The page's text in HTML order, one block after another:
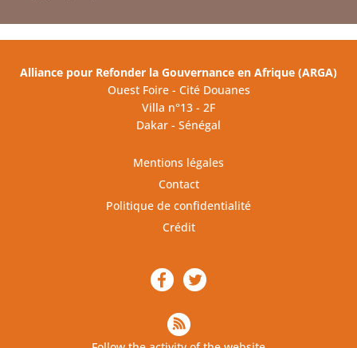
Alliance pour Refonder la Gouvernance en Afrique (ARGA)
Ouest Foire - Cité Douanes
Villa n°13 - 2F
Dakar - Sénégal
Mentions légales
Contact
Politique de confidentialité
Crédit